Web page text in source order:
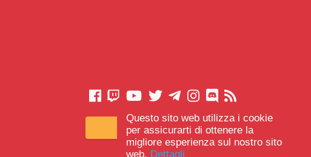
Questo sito web utilizza i cookie
per assicurarti di ottenere la
migliore esperienza sul nostro sito
web. Dettagli
CONTATTACI